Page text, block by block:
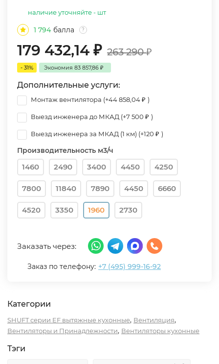
наличие уточняйте - шт
1 794 балла ?
179 432,14 ₽ 263 290₽
- 31% Экономия 83 857,86 ₽
Дополнительные услуги:
Монтаж вентилятора (+44 858,04₽ )
Выезд инженера до МКАД (+7 500 ₽ )
Выезд инженера за МКАД (1 км) (+120 ₽ )
Производительность м3/ч
1460 2490 3400 4450 4250
7800 11840 7890 4450 6660
4520 3350 1960 2730
Заказать через:
Заказ по телефону: +7 (495) 999-16-92
Категории
SHUFT серии EF вытяжные кухонные, Вентиляция,
Вентиляторы и Принадлежности, Вентиляторы кухонные
Тэги